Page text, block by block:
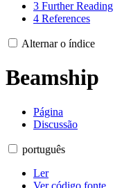
3 Further Reading
4 References
Alternar o índice
Beamship
Página
Discussão
português
Ler
Ver código fonte